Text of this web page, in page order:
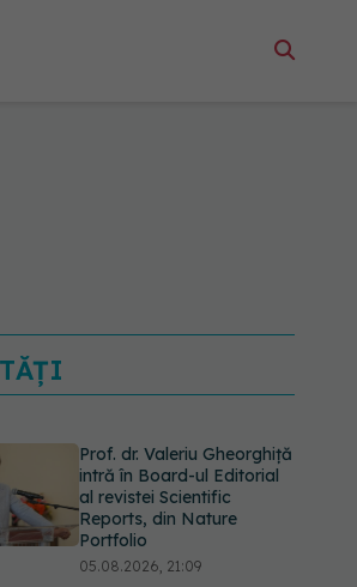
Prof. dr. Valeriu Gheorghiță
intră în Board-ul Editorial
al revistei Scientific
Reports, din Nature
Portfolio
05.08.2026, 21:09